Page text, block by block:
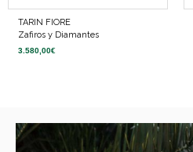
TARIN FIORE
Zafiros y Diamantes
3.580,00€